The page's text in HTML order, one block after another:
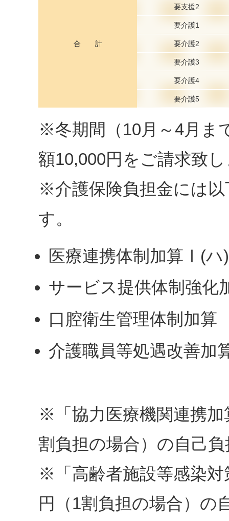
合 計
要支援2
要介護1
要介護2
要介護3
要介護4
要介護5
※冬期間（10月～4月ま
額10,000円をご請求致
※介護保険負担金には
す。
医療連携体制加算Ⅰ(ハ)
サービス提供体制強
口腔衛生管理体制加算
介護職員等処遇改善加
※「協力医療機関連携
割負担の場合）の自己
※「高齢者施設等感染
円（1割負担の場合）の